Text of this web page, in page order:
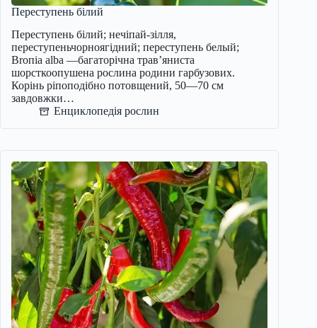
Переступень білий
Переступень білий; нечіпай-зілля,
переступеньчорноягідний; переступень белый;
Вrопіа alba —багаторічна трав’яниста
шорсткоопушена рослина родини гарбузових.
Корінь ріпоподібно потовщений, 50—70 см
завдовжки…
Енциклопедія рослин